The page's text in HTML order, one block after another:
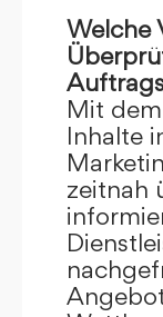
Welche
Mit
Inhalte
zeitnah